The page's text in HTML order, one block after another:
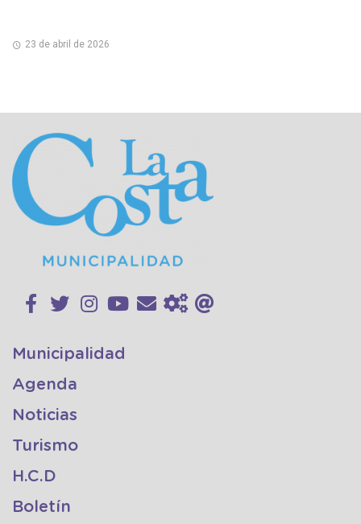
23 de abril de 2026
Municipalidad
Agenda
Noticias
Turismo
H.C.D
Boletín